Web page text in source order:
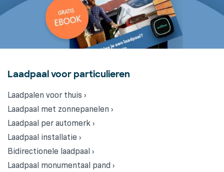
Laadpaal voor particulieren
Laadpalen voor thuis ›
Laadpaal met zonnepanelen ›
Laadpaal per automerk ›
Laadpaal installatie ›
Bidirectionele laadpaal ›
Laadpaal monumentaal pand ›